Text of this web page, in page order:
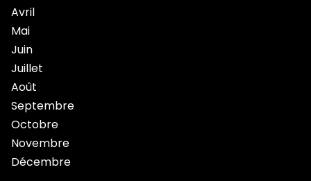
Avril
Mai
Juin
Juillet
Août
Septembre
Octobre
Novembre
Décembre